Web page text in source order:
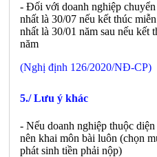
- Đối với doanh nghiệp
nhất là 30/07 nếu kết thúc
nhất là 30/01 năm sau nếu kết
năm
(Nghị định 126/2020/NĐ-CP)
5./ Lưu ý khác
- Nếu doanh nghiệp thuộc
nên khai môn bài luôn (chọn
phát sinh tiền phải nộp)